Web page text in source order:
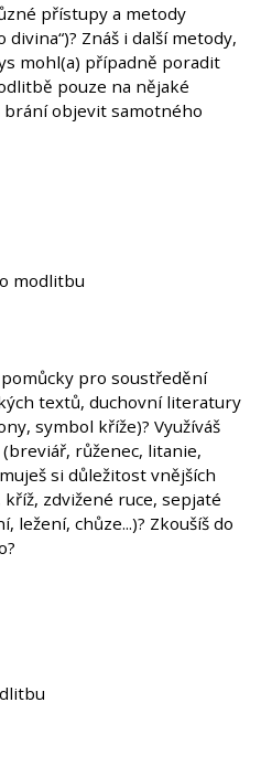
přístupy a metody
Znáš i další metody,
mohl(a) případně poradit
pouze na nějaké
objevit samotného
modlitbu
pro soustředění
textů, duchovní literatury
symbol kříže)? Využíváš
růženec, litanie,
si důležitost vnějších
zdvižené ruce, sepjaté
ležení, chůze...)? Zkoušíš do